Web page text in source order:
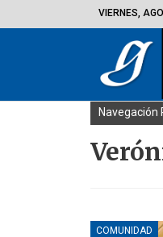
VIERNES,
Navegación
COMUNIDAD